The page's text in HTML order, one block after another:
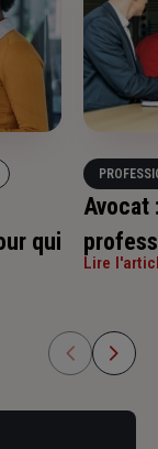
qui
Avocat
Lire